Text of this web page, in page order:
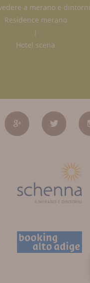
a merano e dintorni
Residence merano
|
Hotel scena